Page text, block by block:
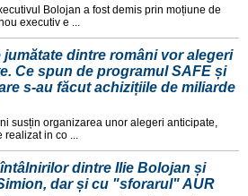
Bolojan a fost demis prin moțiune de
executiv e ...
jumătate dintre români vor alegeri
Ce spun de programul SAFE și
s-au făcut achizițiile de miliarde
susțin organizarea unor alegeri anticipate,
realizat in co ...
dintre Ilie Bolojan și
dar și cu "sforarul" AUR